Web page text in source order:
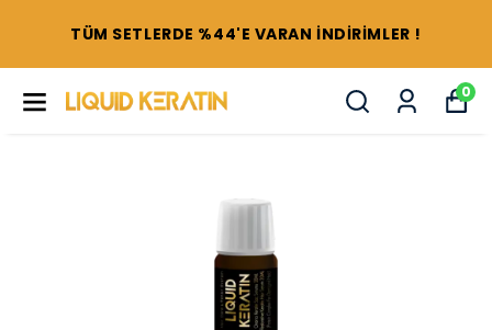
TÜM SETLERDE %44'E VARAN İNDİRİMLER !
0